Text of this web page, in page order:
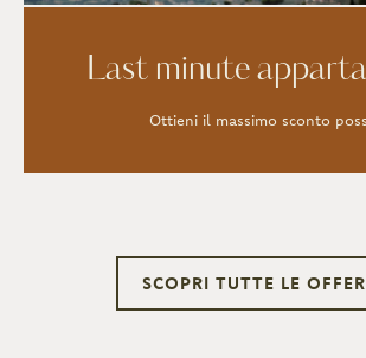
Last minute
Ottieni il massimo sconto
SCOPRI TUTTE LE